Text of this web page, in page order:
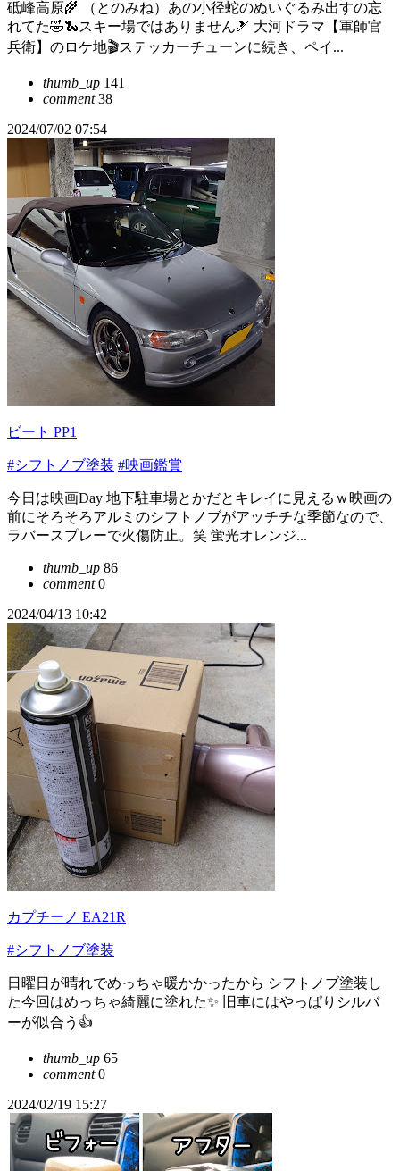
砥峰高原🌾 （とのみね）あの小径蛇のぬいぐるみ出すの忘
れてた🤣🐍スキー場ではありません🎿 大河ドラマ【軍師官
兵衛】のロケ地🎬ステッカーチューンに続き、ペイ...
thumb_up 141
comment38
2024/07/02 07:54
ビート PP1
#シフトノブ塗装 #映画鑑賞
今日は映画Day 地下駐車場とかだとキレイに見えるｗ映画の
前にそろそろアルミのシフトノブがアッチチな季節なので、
ラバースプレーで火傷防止。笑 蛍光オレンジ...
thumb_up 86
comment0
2024/04/13 10:42
カプチーノ EA21R
#シフトノブ塗装
日曜日が晴れでめっちゃ暖かかったから シフトノブ塗装し
た今回はめっちゃ綺麗に塗れた✨ 旧車にはやっぱりシルバ
ーが似合う︎︎👍
thumb_up 65
comment0
2024/02/19 15:27